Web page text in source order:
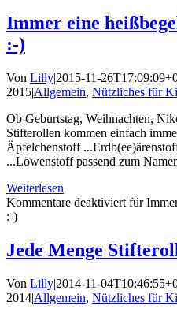
Immer eine
:-)
Von Lilly|2015-11-
2015|Allgemein, Nützliches für
Ob Geburtstag, Weihnachten,
Stifterollen kommen einfach
Äpfelchenstoff
...Löwenstoff passend zum
Weiterlesen
Kommentare deaktiviert für
:-)
Jede Menge
Von Lilly|2014-11-
2014|Allgemein, Nützliches für